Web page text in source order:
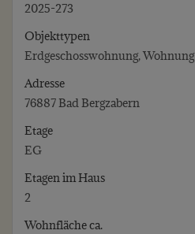
2025-273
Objekttypen
Erdgeschosswohnung, Wohnung
Adresse
76887 Bad Bergzabern
Etage
EG
Etagen im Haus
2
Wohnfläche ca.